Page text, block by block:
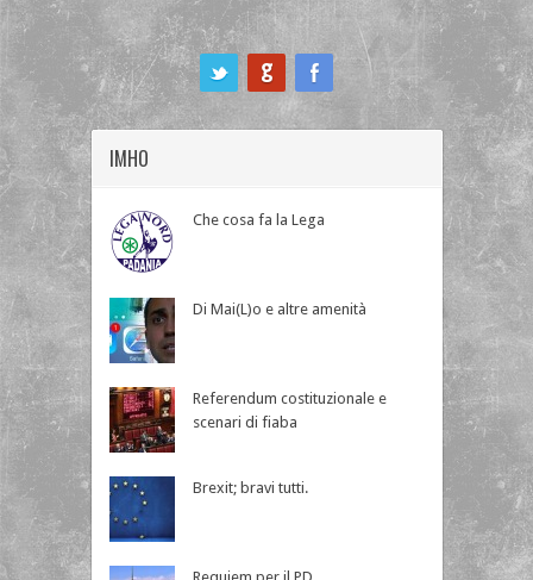
IMHO
Che cosa fa la Lega
Di Mai(L)o e altre amenità
Referendum costituzionale e
scenari di fiaba
Brexit; bravi tutti.